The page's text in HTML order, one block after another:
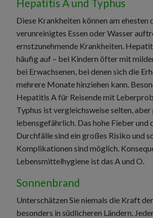
Hepatitis A und Typhus
Diese Krankheiten können am ehesten
verunreinigtes Essen oder Wasser
ernstzunehmende Krankheiten.
häufig auf – bei Kindern öfter mit
bei Erwachsenen, bei denen sich die
mehrere Monate hinziehen kann.
Hepatitis A für Reisende mit
Typhus ist vergleichsweise selten,
lebensgefährlich. Das hohe Fieber und
Durchfälle sind ein großes Risiko und
Komplikationen sind möglich.
Lebensmittelhygiene ist das A und O.
Sonnenbrand
Unterschätzen Sie niemals die Kraft
besonders in südlicheren Ländern.